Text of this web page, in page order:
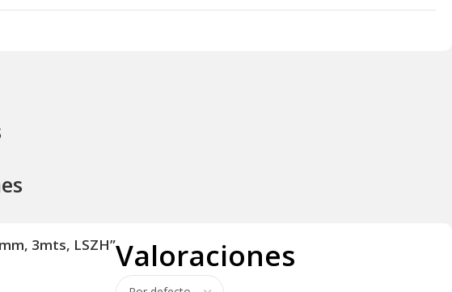
Valoraciones
3mts, LSZH”